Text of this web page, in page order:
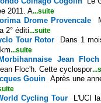
2011. A...suite
Drome Provencale
2° éditi...suite
Tour Rotor
Dans 1
...suite
Jean Floch
Floc'h. Cette cyclospor
Gouin Après une
Cycling Tour
L'UCI